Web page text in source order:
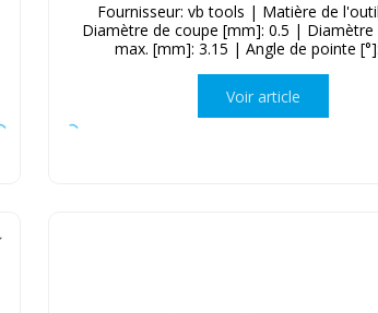
Fournisseur: vb tools | Matière de
Diamètre de coupe [mm]: 0.5 | Diamètre
max. [mm]: 3.15 | Angle de pointe
Voir article